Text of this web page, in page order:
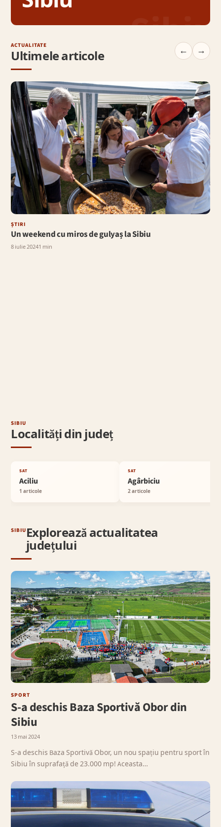
ACTUALITATE
Ultimele articole ← →
ȘTIRI
Un weekend cu miros de gulyaș la Sibiu
8 iulie 20241 min
SIBIU
Localități din județ
SAT
Aciliu
1 articole
SAT
Agârbiciu
2 articole
SIBIU Explorează actualitatea
județului
SPORT
S-a deschis Baza Sportivă Obor din
Sibiu
13 mai 2024
S-a deschis Baza Sportivă Obor, un nou spațiu pentru sport în
Sibiu în suprafață de 23.000 mp! Aceasta…